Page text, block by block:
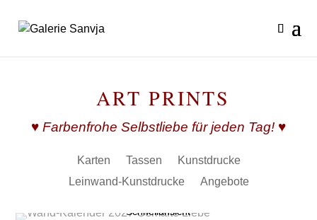
ART PRINTS
♥ Farbenfrohe Selbstliebe für jeden Tag! ♥
Karten Tassen
Kunstdrucke
Leinwand-Kunstdrucke
Angebote
Schnellansicht